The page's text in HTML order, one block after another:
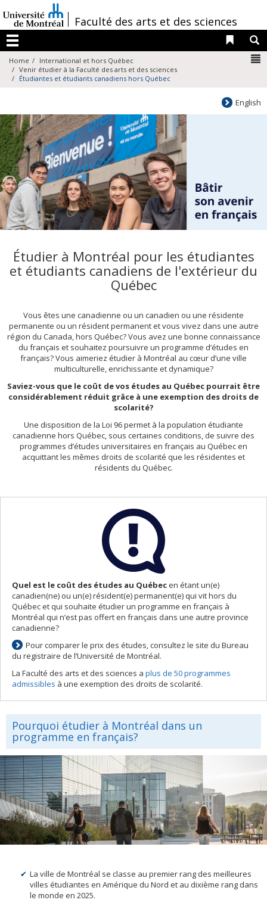
au
contenu
/Faculté des arts et des sciences
Menu
Liens
Home
International et hors Québec
Venir étudier à la Faculté des arts et des sciences
Étudiantes et étudiants canadiens hors Québec
English
Étudier à Montréal pour les étudiantes
et étudiants canadiens de l'extérieur du
Québec
Vous êtes une canadienne ou un canadien ou une résidente
permanente ou un résident permanent et vous vivez dans une autre
région du Canada, hors Québec? Vous avez une bonne connaissance
du français et souhaitez poursuivre un programme d’études en
français? Vous aimeriez étudier à Montréal au cœur d’une ville
multiculturelle, enrichissante et dynamique?
Saviez-vous que le coût de vos études au Québec pourrait être
considérablement réduit grâce à une exemption des droits de
scolarité?
Une disposition de la Loi 96 permet à la population étudiante
canadienne hors Québec, sous certaines conditions, de suivre des
programmes d’études universitaires en français au Québec en
acquittant les mêmes droits de scolarité que les résidentes et
résidents du Québec.
Quel est le coût des études au Québecen étant un(e)
canadien(ne) ou un(e) résident(e) permanent(e) qui vit hors du
Québec et qui souhaite étudier un programme en français à
Montréal qui n’est pas offert en français dans une autre province
canadienne?
Pour comparer le prix des études, consultez le site du Bureau
du registraire de l’Université de Montréal.
La Faculté des arts et des sciences a plus de 50 programmes
admissibles à une exemption des droits de scolarité.
Pourquoi étudier à Montréal dans un
programme en français?
La ville de Montréal se classe au premier rang des meilleures
villes étudiantes en Amérique du Nord et au dixième rang dans
le monde en 2025.